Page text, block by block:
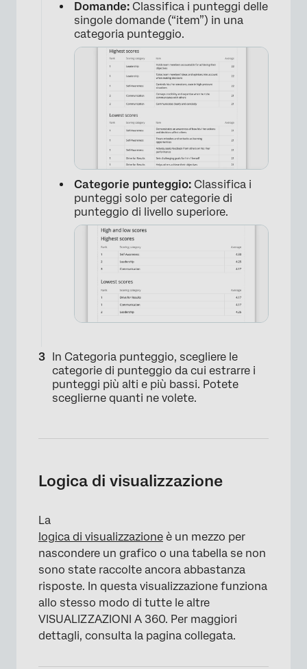
×
Domande: Classifica i punteggi delle
singole domande (“item”) in una
categoria punteggio.
×
Categorie punteggio: Classifica i
punteggi solo per categorie di
punteggio di livello superiore.
In Categoria punteggio, scegliere le
categorie di punteggio da cui estrarre i
punteggi più alti e più bassi. Potete
sceglierne quanti ne volete.
Logica di visualizzazione
La
logica di visualizzazione è un mezzo per
nascondere un grafico o una tabella se non
sono state raccolte ancora abbastanza
risposte. In questa visualizzazione funziona
allo stesso modo di tutte le altre
VISUALIZZAZIONI A 360. Per maggiori
dettagli, consulta la pagina collegata.